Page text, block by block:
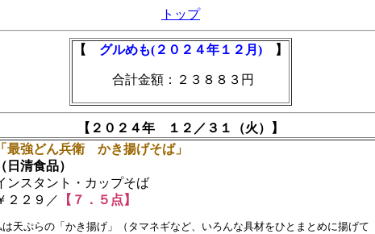
トップ
【 グルめも(２０２４年１２月) 】
合計金額：２３８８３円
【２０２４年 １２／３１（火）】
強どん兵衛 かき揚げそば」
清食品）
スタント・カップそば
２９／
【７．５点】
天ぷらの「かき揚げ」（タマネギなど、いろんな具材をひとまとめに揚げて